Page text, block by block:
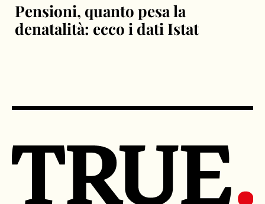
Pensioni, quanto pesa la
denatalità: ecco i dati Istat